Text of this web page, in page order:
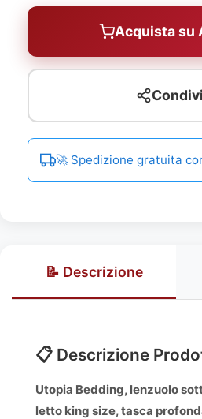
Acquista su
🚀 Spedizione gratuita
📝 Descrizione
📋 Descrizione
Utopia Bedding, lenzuolo
letto king size, tasca